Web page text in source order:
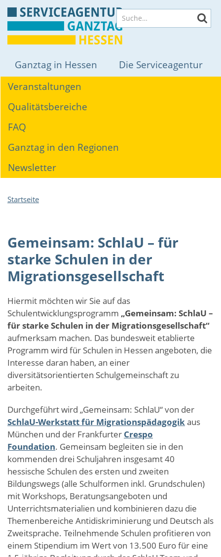
Direkt
zum
Inhalt
Suche
Hauptnavigation
Ganztag in Hessen Die Serviceagentur
Themen
Veranstaltungen
Qualitätsbereiche
FAQ
Ganztag in den Regionen
Newsletter
Pfadnavigation
Startseite
Gemeinsam: SchlaU – für
starke Schulen in der
Migrationsgesellschaft
Hiermit möchten wir Sie auf das
Schulentwicklungsprogramm „Gemeinsam: SchlaU –
für starke Schulen in der Migrationsgesellschaft“
aufmerksam machen. Das bundesweit etablierte
Programm wird für Schulen in Hessen angeboten, die
Interesse daran haben, an einer
diversitätsorientierten Schulgemeinschaft zu
arbeiten.
Durchgeführt wird „Gemeinsam: SchlaU“ von der
SchlaU-Werkstatt für Migrationspädagogik aus
München und der Frankfurter Crespo
Foundation. Gemeinsam begleiten sie in den
kommenden drei Schuljahren insgesamt 40
hessische Schulen des ersten und zweiten
Bildungswegs (alle Schulformen inkl. Grundschulen)
mit Workshops, Beratungsangeboten und
Unterrichtsmaterialien und kombinieren dazu die
Themenbereiche Antidiskriminierung und Deutsch als
Zweitsprache. Teilnehmende Schulen profitieren von
einem Stipendium im Wert von 13.500 Euro für eine